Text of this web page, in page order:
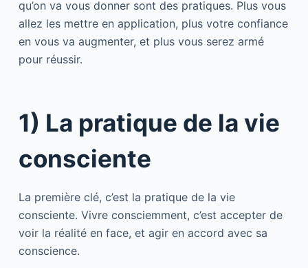
qu’on va vous donner sont des pratiques. Plus vous
allez les mettre en application, plus votre confiance
en vous va augmenter, et plus vous serez armé
pour réussir.
1) La pratique de la vie
consciente
La première clé, c’est la pratique de la vie
consciente. Vivre consciemment, c’est accepter de
voir la réalité en face, et agir en accord avec sa
conscience.